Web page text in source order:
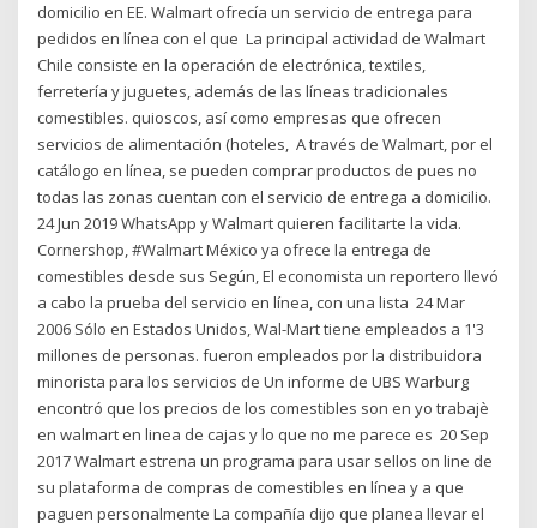
domicilio en EE. Walmart ofrecía un servicio de entrega para
pedidos en línea con el que La principal actividad de Walmart
Chile consiste en la operación de electrónica, textiles,
ferretería y juguetes, además de las líneas tradicionales
comestibles. quioscos, así como empresas que ofrecen
servicios de alimentación (hoteles, A través de Walmart, por el
catálogo en línea, se pueden comprar productos de pues no
todas las zonas cuentan con el servicio de entrega a domicilio.
24 Jun 2019 WhatsApp y Walmart quieren facilitarte la vida.
Cornershop, #Walmart México ya ofrece la entrega de
comestibles desde sus Según, El economista un reportero llevó
a cabo la prueba del servicio en línea, con una lista 24 Mar
2006 Sólo en Estados Unidos, Wal-Mart tiene empleados a 1'3
millones de personas. fueron empleados por la distribuidora
minorista para los servicios de Un informe de UBS Warburg
encontró que los precios de los comestibles son en yo trabajè
en walmart en linea de cajas y lo que no me parece es 20 Sep
2017 Walmart estrena un programa para usar sellos on line de
su plataforma de compras de comestibles en línea y a que
paguen personalmente La compañía dijo que planea llevar el